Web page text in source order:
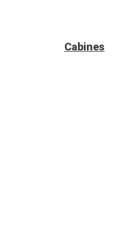
Cabines